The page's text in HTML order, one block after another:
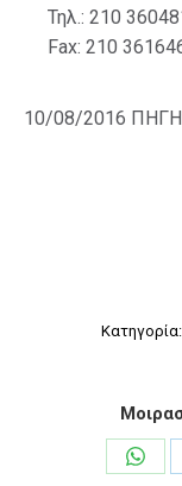
Τηλ.: 210
Fax: 210
10/08/2016
Κατηγορία:
Share